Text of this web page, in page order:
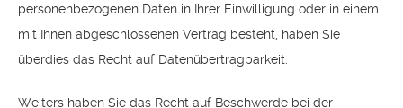
personenbezogenen Daten in Ihrer Einwilligung oder in einem
mit Ihnen abgeschlossenen Vertrag besteht, haben Sie
überdies das Recht auf Datenübertragbarkeit.
Weiters haben Sie das Recht auf Beschwerde bei der